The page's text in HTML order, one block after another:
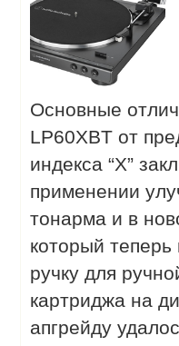
Основные
LP60XBT от
индекса “X”
применении
тонарма и в
который
ручку для
картриджа на
апгрейду